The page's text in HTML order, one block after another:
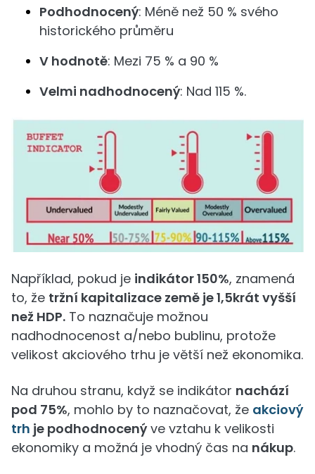
Podhodnocený: Méně než 50 % svého
historického průměru
V hodnotě: Mezi 75 % a 90 %
Velmi nadhodnocený: Nad 115 %.
Například, pokud je indikátor 150%, znamená
to, že tržní kapitalizace země je 1,5krát vyšší
než HDP. To naznačuje možnou
nadhodnocenost a/nebo bublinu, protože
velikost akciového trhu je větší než ekonomika.
Na druhou stranu, když se indikátor nachází
pod 75%, mohlo by to naznačovat, že akciový
trh je podhodnocenýve vztahu k velikosti
ekonomiky a možná je vhodný čas na nákup.